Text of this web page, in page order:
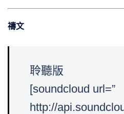
禱文
聆聽版
[soundcloud url=”
http://